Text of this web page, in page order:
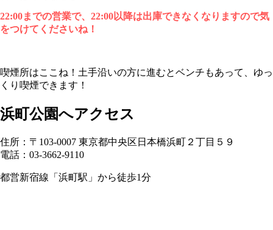
22:00までの営業で、22:00以降は出庫できなくなりますので気
をつけてくださいね！
喫煙所はここね！土手沿いの方に進むとベンチもあって、ゆっ
くり喫煙できます！
浜町公園へアクセス
住所：〒103-0007 東京都中央区日本橋浜町２丁目５９
電話：03-3662-9110
都営新宿線「浜町駅」から徒歩1分